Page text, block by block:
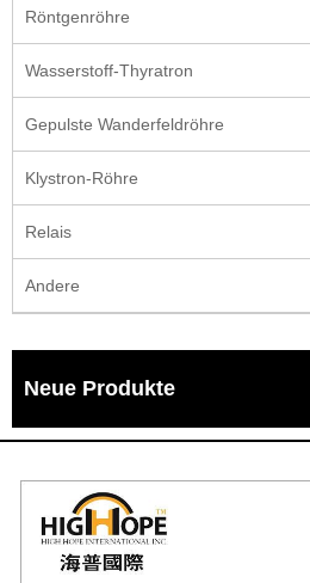
Röntgenröhre
Wasserstoff-Thyratron
Gepulste Wanderfeldröhre
Klystron-Röhre
Relais
Andere
Neue Produkte